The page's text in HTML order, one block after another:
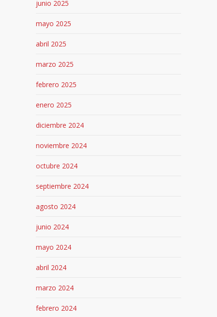
junio 2025
mayo 2025
abril 2025
marzo 2025
febrero 2025
enero 2025
diciembre 2024
noviembre 2024
octubre 2024
septiembre 2024
agosto 2024
junio 2024
mayo 2024
abril 2024
marzo 2024
febrero 2024